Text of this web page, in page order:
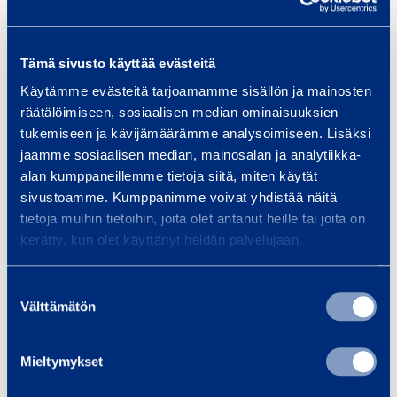
Tämä sivusto käyttää evästeitä
Käytämme evästeitä tarjoamamme sisällön ja mainosten
räätälöimiseen, sosiaalisen median ominaisuuksien
tukemiseen ja kävijämäärämme analysoimiseen. Lisäksi
jaamme sosiaalisen median, mainosalan ja analytiikka-
alan kumppaneillemme tietoja siitä, miten käytät
sivustoamme. Kumppanimme voivat yhdistää näitä
tietoja muihin tietoihin, joita olet antanut heille tai joita on
kerätty, kun olet käyttänyt heidän palvelujaan.
valinta
Välttämätön
Mieltymykset
Weight 1330 kg
Similar products
M